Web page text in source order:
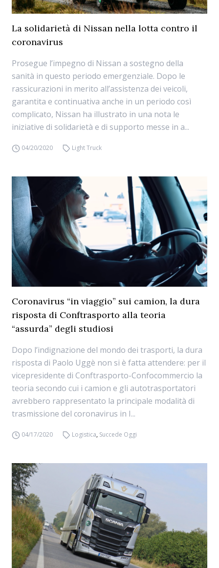
La solidarietà di Nissan nella lotta contro il
coronavirus
Prosegue l’impegno di Nissan a sostegno della
sanità in questo periodo emergenziale. Dopo le
rassicurazioni in merito all’assistenza dei veicoli,
garantita e continuativa anche in un periodo così
complicato, Nissan ha illustrato in una nota le
iniziative di solidarietà e di supporto messe in a...
04/20/2020 Light Truck
Coronavirus “in viaggio” sui camion, la dura
risposta di Conftrasporto alla teoria
“assurda” degli studiosi
Dopo l’indignazione del mondo dei trasporti, la dura
risposta di Paolo Uggè non si è fatta attendere: per il
vicepresidente di Conftrasporto-Confocommercio la
teoria secondo cui i camion e gli autotrasportatori
avrebbero rappresentato la principale modalità di
trasmissione del coronavirus in I...
04/17/2020 Logistica, Succede Oggi